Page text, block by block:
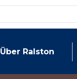
Über Ralston